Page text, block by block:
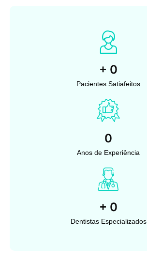
+ 0
Pacientes Satiafeitos
0
Anos de Experiência
+ 0
Dentistas Especializados